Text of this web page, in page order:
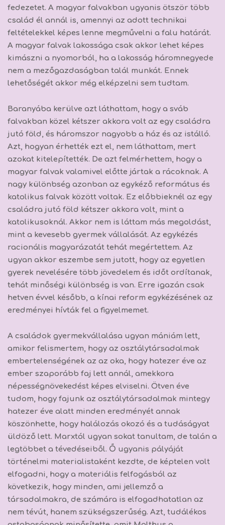
fedezetet. A magyar falvakban ugyanis ötször több
család él annál is, amennyi az adott technikai
feltételekkel képes lenne megművelni a falu határát.
A magyar falvak lakossága csak akkor lehet képes
kimászni a nyomorból, ha a lakosság háromnegyede
nem a mezőgazdaságban talál munkát. Ennek
lehetőségét akkor még elképzelni sem tudtam.
Baranyába kerülve azt láthattam, hogy a sváb
falvakban közel kétszer akkora volt az egy családra
jutó föld, és háromszor nagyobb a ház és az istálló.
Azt, hogyan érhették ezt el, nem láthattam, mert
azokat kitelepítették. De azt felmérhettem, hogy a
magyar falvak valamivel előtte jártak a rácoknak. A
nagy különbség azonban az egykéző református és
katolikus falvak között voltak. Ez előbbieknél az egy
családra jutó föld kétszer akkora volt, mint a
katolikusoknál. Akkor nem is láttam más megoldást,
mint a kevesebb gyermek vállalását. Az egykézés
racionális magyarázatát tehát megértettem. Az
ugyan akkor eszembe sem jutott, hogy az egyetlen
gyerek nevelésére több jövedelem és időt ordítanak,
tehát minőségi különbség is van. Erre igazán csak
hetven évvel később, a kínai reform egykézésének az
eredményei hívták fel a figyelmemet.
A családok gyermekvállalása ugyan mániám lett,
amikor felismertem, hogy az osztálytársadalmak
embertelenségének az az oka, hogy hatezer éve az
ember szaporább faj lett annál, amekkora
népességnövekedést képes elviselni. Ötven éve
tudom, hogy fajunk az osztálytársadalmak mintegy
hatezer éve alatt minden eredményét annak
köszönhette, hogy halálozás okozó és a tudáságyat
üldöző lett. Marxtól ugyan sokat tanultam, de talán a
legtöbbet a tévedéseiből. Ő ugyanis pályáját
történelmi materialistaként kezdte, de képtelen volt
elfogadni, hogy a materiális felfogásból az
következik, hogy minden, ami jellemző a
társadalmakra, de számára is elfogadhatatlan az
nem tévút, hanem szükségszerűség. Azt, tudálékos